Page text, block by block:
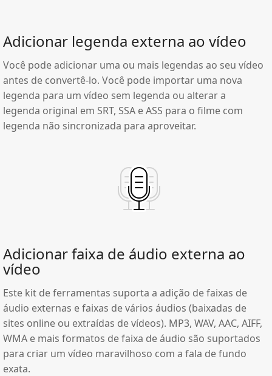
Adicionar legenda externa ao vídeo
Você pode adicionar uma ou mais legendas ao seu vídeo
antes de convertê-lo. Você pode importar uma nova
legenda para um vídeo sem legenda ou alterar a
legenda original em SRT, SSA e ASS para o filme com
legenda não sincronizada para aproveitar.
Adicionar faixa de áudio externa ao
vídeo
Este kit de ferramentas suporta a adição de faixas de
áudio externas e faixas de vários áudios (baixadas de
sites online ou extraídas de vídeos). MP3, WAV, AAC, AIFF,
WMA e mais formatos de faixa de áudio são suportados
para criar um vídeo maravilhoso com a fala de fundo
exata.